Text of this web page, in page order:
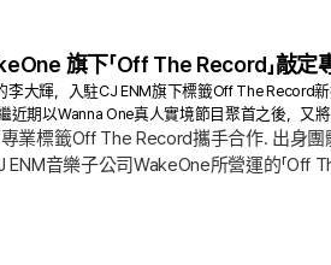
旗下「Off The Record」敲
李大輝，入駐CJ ENM旗下標籤Off The
近期以Wanna One真人實境節目聚首之後，又
業標籤Off The Record攜手合作. 出身團
ENM音樂子公司WakeOne所營運的「Off